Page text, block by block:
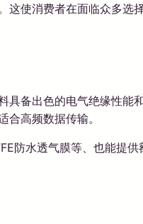
使消费者在面临众多选
备出色的电气绝缘性能
高频数据传输。
防水透气膜等、也能提供